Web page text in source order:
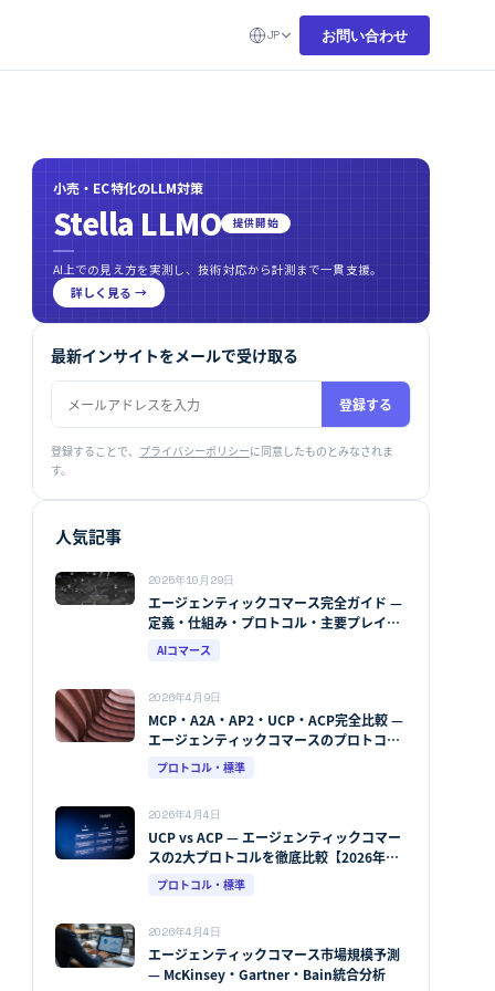
JP お問い合わせ
小売・EC特化のLLM対策
Stella LLMO 提供開始
AI上での見え方を実測し、技術対応から計測まで一貫支援。
詳しく見る →
最新インサイトをメールで受け取る
登録する
登録することで、 プライバシーポリシーに同意したものとみなされま
す。
人気記事
2025年10月29日
エージェンティックコマース完全ガイド —
定義・仕組み・プロトコル・主要プレイヤ
ー・市場予測【2026年版】
AIコマース
2026年4月9日
MCP・A2A・AP2・UCP・ACP完全比較 —
エージェンティックコマースのプロトコル
地図【2026年版】
プロトコル・標準
2026年4月4日
UCP vs ACP — エージェンティックコマー
スの2大プロトコルを徹底比較【2026年
版】
プロトコル・標準
2026年4月4日
エージェンティックコマース市場規模予測
— McKinsey・Gartner・Bain統合分析